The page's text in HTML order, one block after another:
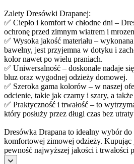
Zalety Dresówki Drapanej:
✅ Ciepło i komfort w chłodne dni –
ochronę przed zimnym wiatrem i
✅ Wysoka jakość materiału –
bawełny, jest przyjemna w dotyku i
kolor nawet po wielu praniach.
✅ Uniwersalność – doskonale nadaje
bluz oraz wygodnej odzieży domowej.
✅ Szeroka gama kolorów – w naszej
odcienie, takie jak czarny i szary, a
✅ Praktyczność i trwałość – to
który posłuży przez długi czas bez
Dresówka Drapana to idealny wybór do
komfortowej zimowej odzieży. Kupując
pewność najwyższej jakości i trwałości